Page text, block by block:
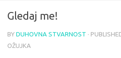
Gledaj me!
BY DUHOVNA STVARNOST ·
OŽUJKA